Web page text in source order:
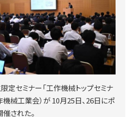
定セミナー「工作機械トップセミナ
機械工業会）が 10月25日、26日にポ
された。